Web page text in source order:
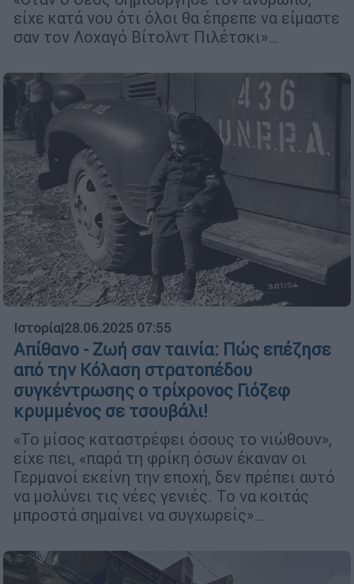
είχε κατά νου ότι όλοι θα έπρεπε να είμαστε
σαν τον Λοχαγό Βίτολντ Πιλέτσκι»…
Ιστορία|28.06.2025 07:55
Απίθανο - Ζωή σαν ταινία: Πώς επέζησε
από την Κόλαση στρατοπέδου
συγκέντρωσης ο τρίχρονος Γιόζεφ
κρυμμένος σε τσουβάλι!
«Το μίσος καταστρέφει όσους το νιώθουν»,
είχε πει, «παρά τη φρίκη όσων έκαναν οι
Γερμανοί εκείνη την εποχή, δεν πρέπει αυτό
να μολύνει τις νέες γενιές. Το να κοιτάς
μπροστά σημαίνει να συγχωρείς»…